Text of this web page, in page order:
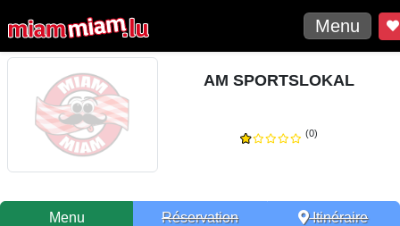
Menu
AM SPORTSLOKAL
(0)
Menu Réservation Itinéraire